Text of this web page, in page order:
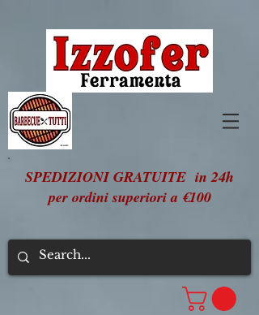
SPEDIZIONI GRATUITE in 24h
per ordini superiori a €100